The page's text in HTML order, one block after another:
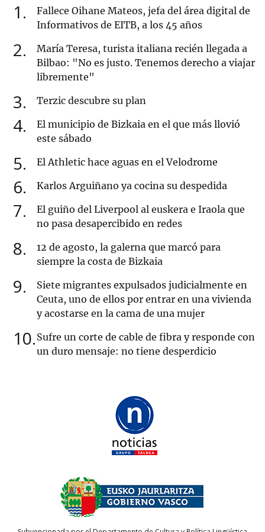
1
Fallece Oihane Mateos, jefa del área digital de
Informativos de EITB, a los 45 años
2
María Teresa, turista italiana recién llegada a
Bilbao: "No es justo. Tenemos derecho a viajar
libremente"
3 Terzic descubre su plan
4
El municipio de Bizkaia en el que más llovió
este sábado
5 El Athletic hace aguas en el Velodrome
6 Karlos Arguiñano ya cocina su despedida
7
El guiño del Liverpool al euskera e Iraola que
no pasa desapercibido en redes
8
12 de agosto, la galerna que marcó para
siempre la costa de Bizkaia
9
Siete migrantes expulsados judicialmente en
Ceuta, uno de ellos por entrar en una vivienda
y acostarse en la cama de una mujer
10 Sufre un corte de cable de fibra y responde con
un duro mensaje: no tiene desperdicio